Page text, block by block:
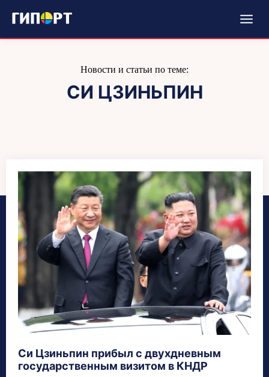
Новости и статьи по теме:
СИ ЦЗИНЬПИН
Си Цзиньпин прибыл с двухдневным
государственным визитом в КНДР